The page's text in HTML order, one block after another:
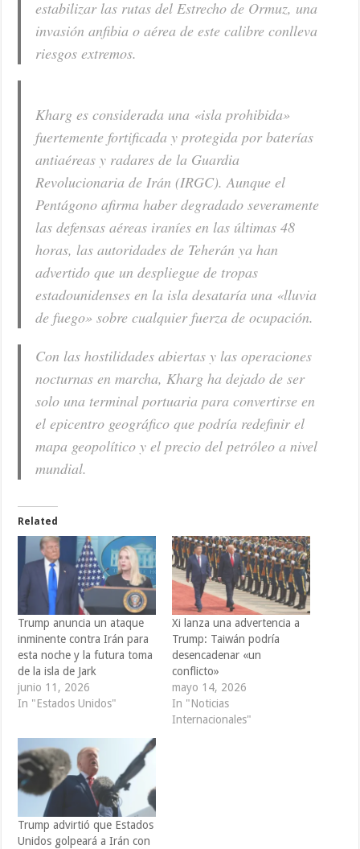
estabilizar las rutas del Estrecho de Ormuz, una
invasión anfibia o aérea de este calibre conlleva
riesgos extremos.
Kharg es considerada una «isla prohibida»
fuertemente fortificada y protegida por baterías
antiaéreas y radares de la Guardia
Revolucionaria de Irán (IRGC). Aunque el
Pentágono afirma haber degradado severamente
las defensas aéreas iraníes en las últimas 48
horas, las autoridades de Teherán ya han
advertido que un despliegue de tropas
estadounidenses en la isla desataría una «lluvia
de fuego» sobre cualquier fuerza de ocupación.
Con las hostilidades abiertas y las operaciones
nocturnas en marcha, Kharg ha dejado de ser
solo una terminal portuaria para convertirse en
el epicentro geográfico que podría redefinir el
mapa geopolítico y el precio del petróleo a nivel
mundial.
Related
Trump anuncia un ataque
inminente contra Irán para
esta noche y la futura toma
de la isla de Jark
junio 11, 2026
In "Estados Unidos"
Xi lanza una advertencia a
Trump: Taiwán podría
desencadenar «un
conflicto»
mayo 14, 2026
In "Noticias
Internacionales"
Trump advirtió que Estados
Unidos golpeará a Irán con